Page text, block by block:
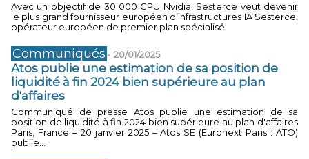
Avec un objectif de 30 000 GPU Nvidia, Sesterce veut devenir
le plus grand fournisseur européen d’infrastructures IA Sesterce,
opérateur européen de premier plan spécialisé
Communiqués - 20/01/2025
Atos publie une estimation de sa position de
liquidité à fin 2024 bien supérieure au plan
d'affaires
Communiqué de presse Atos publie une estimation de sa
position de liquidité à fin 2024 bien supérieure au plan d'affaires
Paris, France – 20 janvier 2025 – Atos SE (Euronext Paris : ATO)
publie...